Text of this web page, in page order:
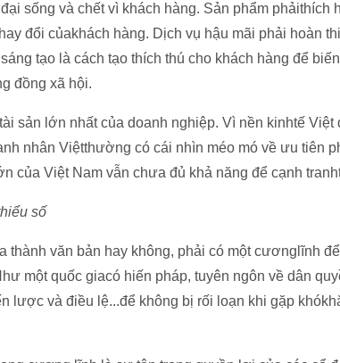
sống và chết vì khách hàng. Sản phẩm
đổi củakhách hàng. Dịch vụ hậu mãi phải hoàn
tạo là cách tạo thích thú cho khách hàng để
đồng xã hội.
sản lớn nhất của doanh nghiệp. Vì nền kinhtế
nhân Việtthường có cái nhìn méo mó về ưu tiên
của Việt Nam vẫn chưa đủ khả năng để cạnh
số
thành văn bản hay không, phải có một cươnglĩnh
một quốc giacó hiến pháp, tuyên ngôn về dân
lược và điều lệ...để không bị rối loạn khi gặp